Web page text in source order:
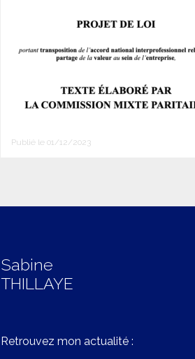
Publié le 01/12/2023
Sabine
THILLAYE
Retrouvez mon actualité :